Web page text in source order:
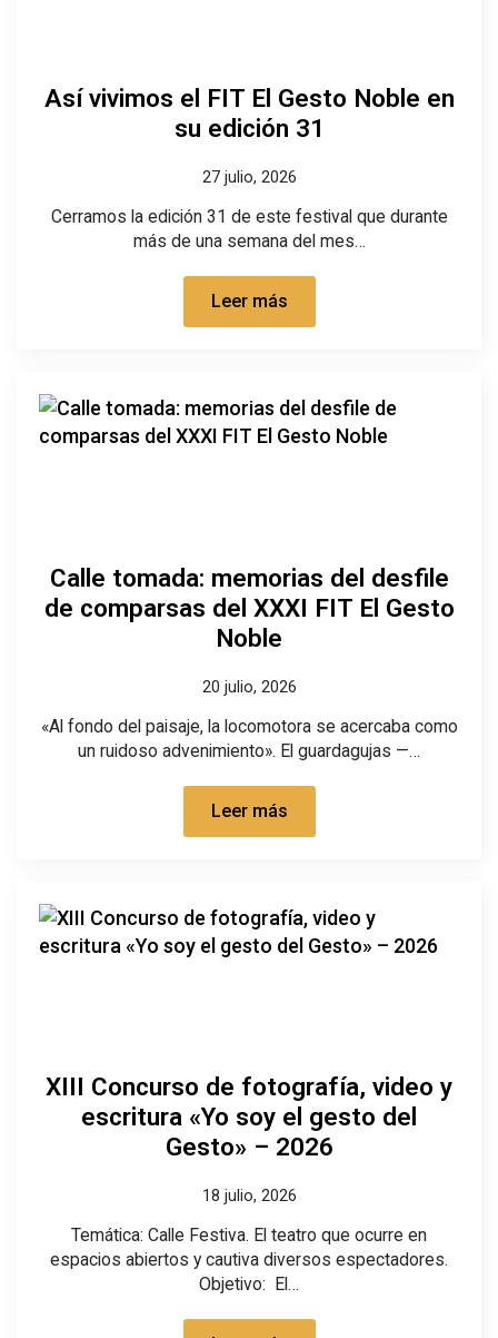
Así vivimos el FIT El Gesto Noble en
su edición 31
27 julio, 2026
Cerramos la edición 31 de este festival que durante
más de una semana del mes…
Leer más
Calle tomada: memorias del desfile
de comparsas del XXXI FIT El Gesto
Noble
20 julio, 2026
«Al fondo del paisaje, la locomotora se acercaba como
un ruidoso advenimiento». El guardagujas —…
Leer más
XIII Concurso de fotografía, video y
escritura «Yo soy el gesto del
Gesto» – 2026
18 julio, 2026
Temática: Calle Festiva. El teatro que ocurre en
espacios abiertos y cautiva diversos espectadores.
Objetivo: El…